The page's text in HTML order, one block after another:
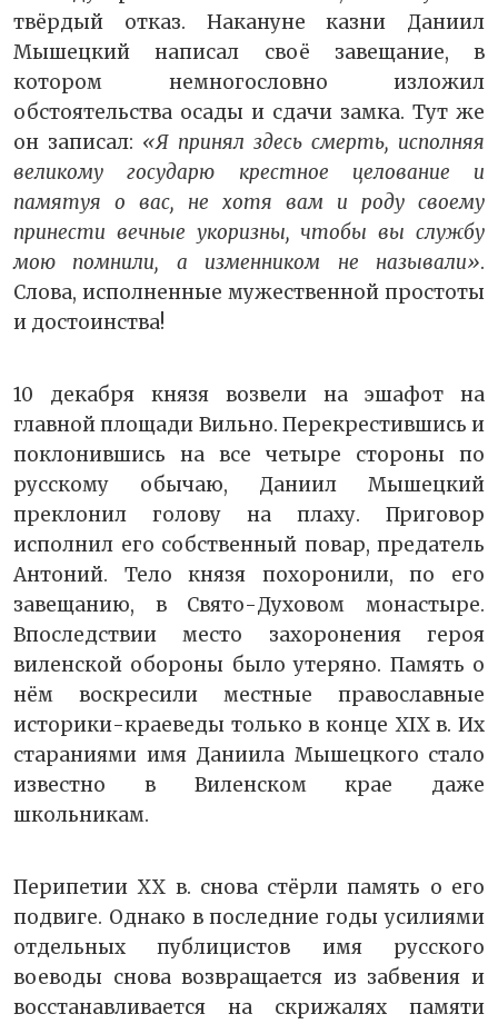
твёрдый отказ. Накануне казни Даниил
Мышецкий написал своё завещание, в
котором немногословно изложил
обстоятельства осады и сдачи замка. Тут же
он записал: «Я принял здесь смерть, исполняя
великому государю крестное целование и
памятуя о вас, не хотя вам и роду своему
принести вечные укоризны, чтобы вы службу
мою помнили, а изменником не называли».
Слова, исполненные мужественной простоты
и достоинства!
10 декабря князя возвели на эшафот на
главной площади Вильно. Перекрестившись и
поклонившись на все четыре стороны по
русскому обычаю, Даниил Мышецкий
преклонил голову на плаху. Приговор
исполнил его собственный повар, предатель
Антоний. Тело князя похоронили, по его
завещанию, в Свято-Духовом монастыре.
Впоследствии место захоронения героя
виленской обороны было утеряно. Память о
нём воскресили местные православные
историки-краеведы только в конце XIX в. Их
стараниями имя Даниила Мышецкого стало
известно в Виленском крае даже
школьникам.
Перипетии XX в. снова стёрли память о его
подвиге. Однако в последние годы усилиями
отдельных публицистов имя русского
воеводы снова возвращается из забвения и
восстанавливается на скрижалях памяти